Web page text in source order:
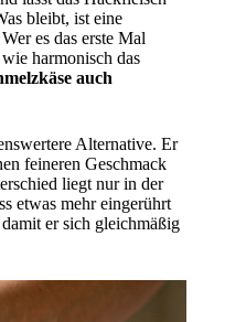
bleibt, ist eine
es das erste Mal
harmonisch das
auch
Alternative. Er
feineren Geschmack
liegt nur in der
etwas mehr eingerührt
er sich gleichmäßig